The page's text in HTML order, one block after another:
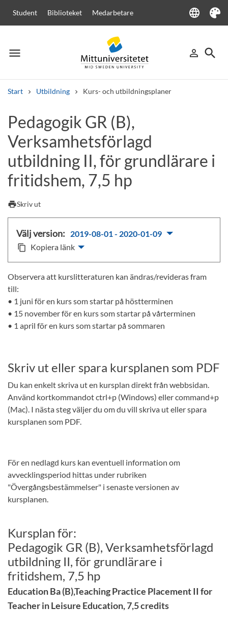
Student Biblioteket Medarbetare language
Language
Tema
menu
Meny person_outline
Logga in
search
Sök
Start Utbildning Kurs- och utbildningsplaner
Andra söktjänster
Kurser och programKursplaner Välkomstbrev
Lediga jobb
Pedagogik GR (B),
Verksamhetsförlagd
utbildning II, för grundlärare i
fritidshem, 7,5 hp
printSkriv ut
Välj version: 2019-08-01 - 2020-01-09
content_copy Kopiera länk
Observera att kurslitteraturen kan ändras/revideras fram
till:
• 1 juni för en kurs som startar på höstterminen
• 15 november för en kurs som startar på vårterminen
• 1 april för en kurs som startar på sommaren
Skriv ut eller spara kursplanen som PDF
Du kan enkelt skriva ut en kursplan direkt från webbsidan.
Använd kortkommandot ctrl+p (Windows) eller command+p
(Mac). I nästa steg väljer du om du vill skriva ut eller spara
kursplanen som PDF.
För en nedlagd kurs kan eventuell information om
avvecklingsperiod hittas under rubriken
"Övergångsbestämmelser" i senaste versionen av
kursplanen.
Kursplan för:
Pedagogik GR (B), Verksamhetsförlagd
utbildning II, för grundlärare i
fritidshem, 7,5 hp
Education Ba (B),Teaching Practice Placement II for
Teacher in Leisure Education, 7,5 credits